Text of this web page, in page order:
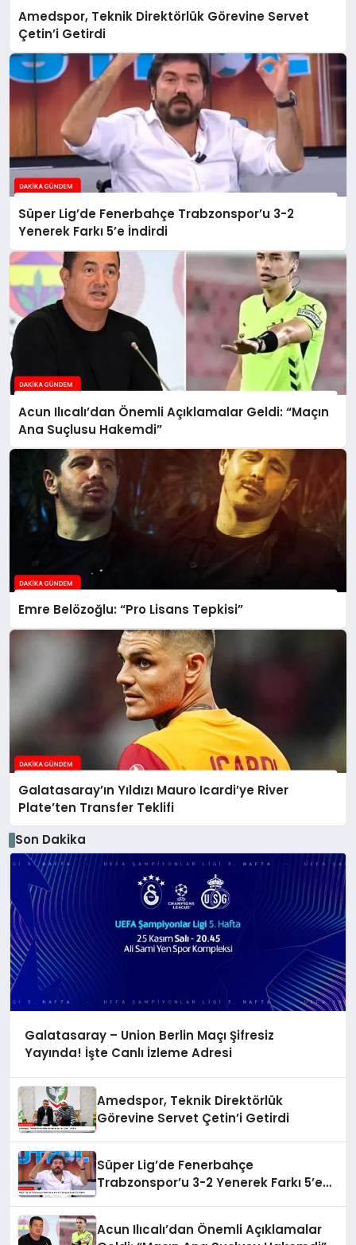
Amedspor, Teknik Direktörlük Görevine Servet
Çetin’i Getirdi
Süper Lig’de Fenerbahçe Trabzonspor’u 3-2
Yenerek Farkı 5’e İndirdi
Acun Ilıcalı’dan Önemli Açıklamalar Geldi: “Maçın
Ana Suçlusu Hakemdi”
Emre Belözoğlu: “Pro Lisans Tepkisi”
Galatasaray’ın Yıldızı Mauro Icardi’ye River
Plate’ten Transfer Teklifi
Son Dakika
Galatasaray – Union Berlin Maçı Şifresiz
Yayında! İşte Canlı İzleme Adresi
Amedspor, Teknik Direktörlük
Görevine Servet Çetin’i Getirdi
Süper Lig’de Fenerbahçe
Trabzonspor’u 3-2 Yenerek Farkı 5’e
Acun Ilıcalı’dan Önemli Açıklamalar